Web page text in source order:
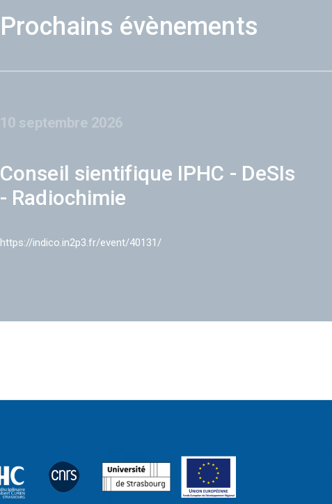
Prochains évènements
10 septembre 2026
Conseil sientifique IPHC - DeSIs
- Radiochimie
https://indico.in2p3.fr/event/40131/